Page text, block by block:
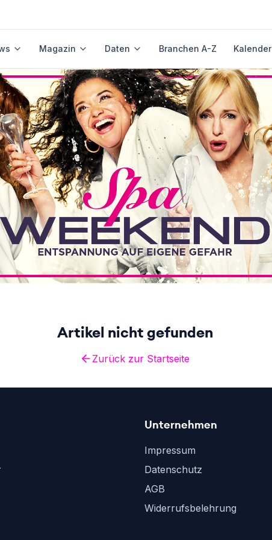
Magazin Daten Branchen A-Z Kalender
Artikel nicht gefunden
Zurück zur Startseite
Unternehmen
Impressum
Datenschutz
AGB
Widerrufsbelehrung